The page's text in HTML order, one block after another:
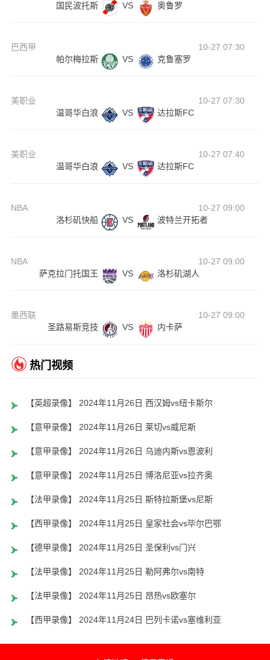
国民波托斯
VS 奥鲁罗
巴西甲
10-27 07:30
帕尔梅拉斯
VS 克鲁塞罗
美职业
10-27 07:30
温哥华白浪
VS 达拉斯FC
美职业
10-27 07:40
温哥华白浪
VS 达拉斯FC
NBA
10-27 09:00
洛杉矶快船
VS 波特兰开拓者
NBA
10-27 09:00
萨克拉门托国王
VS 洛杉矶湖人
墨西联
10-27 09:00
圣路易斯竞技
VS 内卡萨
热门视频
【英超录像】 2024年11月26日 西汉姆vs纽卡斯尔
【意甲录像】 2024年11月26日 莱切vs威尼斯
【意甲录像】 2024年11月26日 乌迪内斯vs恩波利
【意甲录像】 2024年11月25日 博洛尼亚vs拉齐奥
【法甲录像】 2024年11月25日 斯特拉斯堡vs尼斯
【西甲录像】 2024年11月25日 皇家社会vs毕尔巴鄂
【德甲录像】 2024年11月25日 圣保利vs门兴
【法甲录像】 2024年11月25日 勒阿弗尔vs南特
【法甲录像】 2024年11月25日 昂热vs欧塞尔
【西甲录像】 2024年11月24日 巴列卡诺vs塞维利亚